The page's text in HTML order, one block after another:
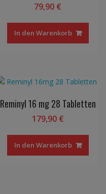
79,90 €
In den Warenkorb
Reminyl 16 mg 28 Tabletten
179,90 €
In den Warenkorb